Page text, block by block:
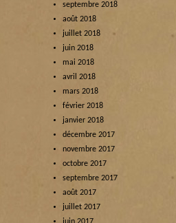
septembre 2018
août 2018
juillet 2018
juin 2018
mai 2018
avril 2018
mars 2018
février 2018
janvier 2018
décembre 2017
novembre 2017
octobre 2017
septembre 2017
août 2017
juillet 2017